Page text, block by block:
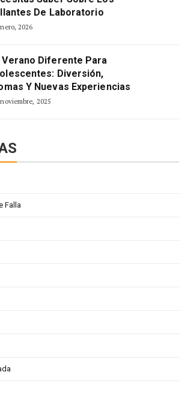
De Laboratorio
2026
Verano Diferente Para
Diversión,
Y Nuevas Experiencias
2025
Falla